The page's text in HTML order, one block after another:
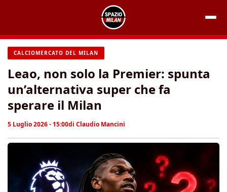
contenuto
CALCIOMERCATO DEL MILAN
Leao, non solo la Premier: spunta
un’alternativa super che fa
sperare il Milan
5 Luglio 2026 - 15:00di Claudio Mancini